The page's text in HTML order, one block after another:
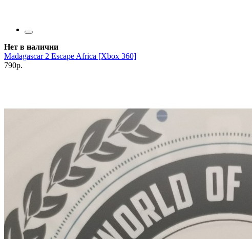
Нет в наличии
Madagascar 2 Escape Africa [Xbox 360]
790р.